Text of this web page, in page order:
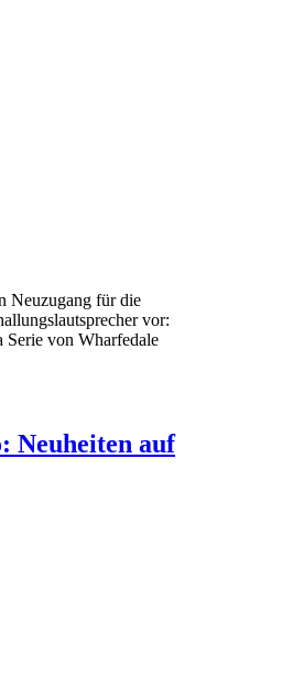
Neuzugang für die
vor:
von Wharfedale
Neuheiten auf